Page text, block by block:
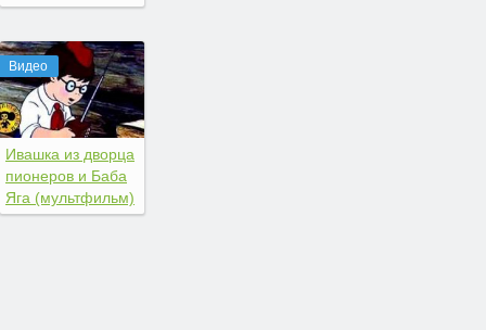
Видео
Ивашка из дворца
пионеров и Баба
Яга (мультфильм)